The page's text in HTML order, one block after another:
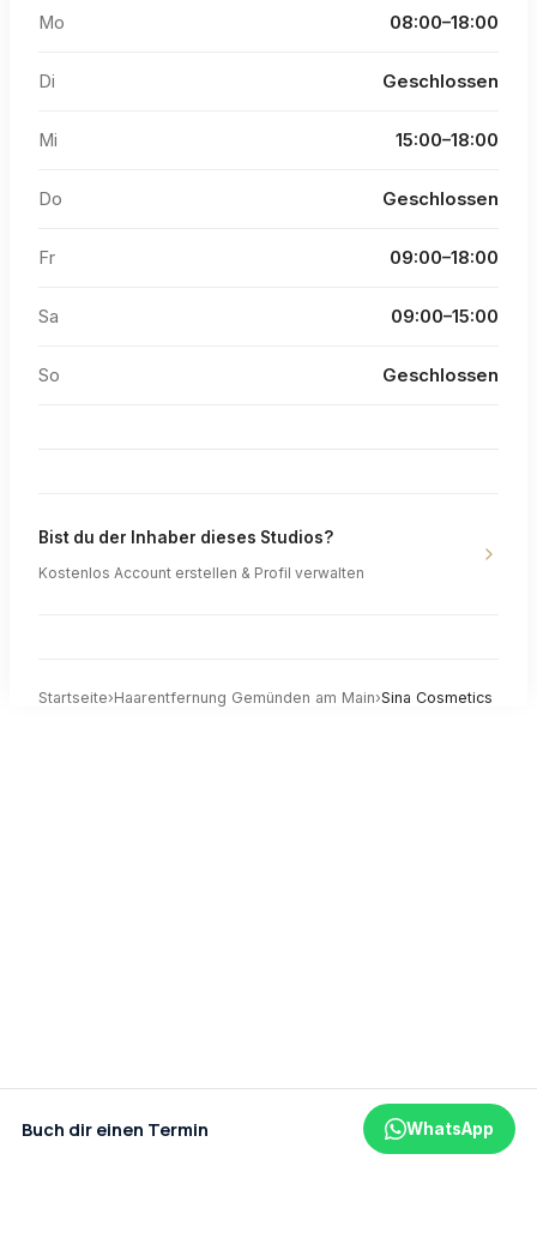
Mo 08:00–18:00
Di Geschlossen
Mi 15:00–18:00
Do Geschlossen
Fr 09:00–18:00
Sa 09:00–15:00
So Geschlossen
Bist du der Inhaber dieses Studios?
Kostenlos Account erstellen & Profil verwalten
Startseite›Haarentfernung Gemünden am Main›Sina Cosmetics
Buch dir einen Termin WhatsApp